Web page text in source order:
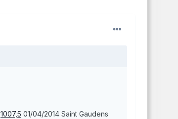
1007,5 01/04/2014 Saint Gaudens